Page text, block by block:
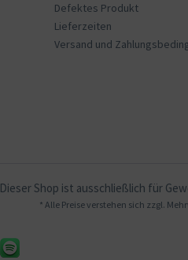
Defektes Produkt
Lieferzeiten
Versand und
Dieser Shop ist ausschließlich für
* Alle Preise verstehen sich zzgl.